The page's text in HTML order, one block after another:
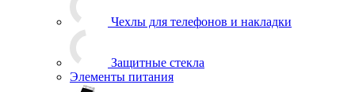
Чехлы для телефонов и накладки
Защитные стекла
Элементы питания